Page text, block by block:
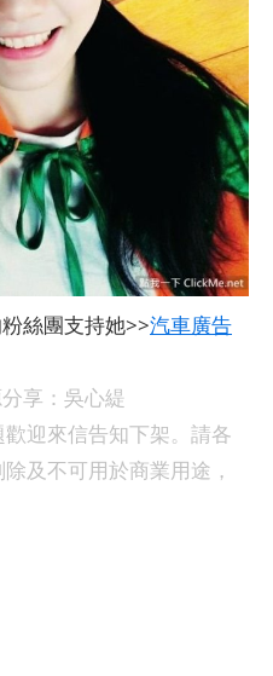
絲團支持她>>汽車廣告
享：吳心緹
迎來信告知下架。請各
及不可用於商業用途，